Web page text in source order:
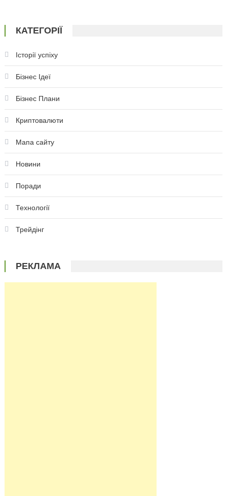
КАТЕГОРІЇ
Історії успіху
Бізнес Ідеї
Бізнес Плани
Криптовалюти
Мапа сайту
Новини
Поради
Технології
Трейдінг
РЕКЛАМА